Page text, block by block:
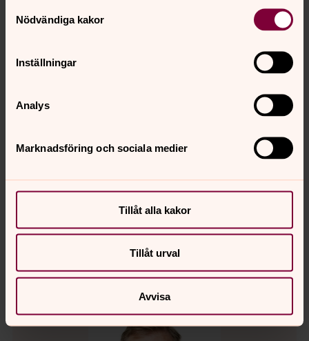
Nödvändiga kakor
Inställningar
Analys
Marknadsföring och sociala medier
Tillåt alla kakor
Tillåt urval
Avvisa
Elisabeth Westerberg
Diakon, Gustavsberg-Ingarö församling
08-570 380 69
elisabeth.westerberg2@svenskakyrkan.se